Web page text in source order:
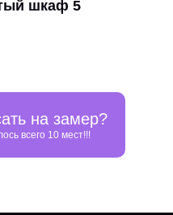
шкаф 5
на замер?
всего 10 мест!!!